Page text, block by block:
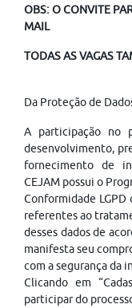
OBS: O CONVITE
MAIL
TODAS AS VAGAS
Da Proteção de
A participação no
desenvolvimento,
fornecimento de
CEJAM possui o
Conformidade
referentes ao
desses dados de
manifesta seu
com a segurança da
Clicando em
participar do